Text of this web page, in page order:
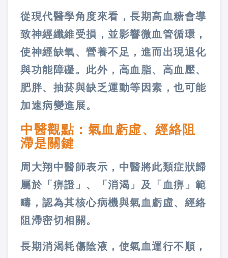
從現代醫學角度來看，長期高血糖會導
致神經纖維受損，並影響微血管循環，
使神經缺氧、營養不足，進而出現退化
與功能障礙。此外，高血脂、高血壓、
肥胖、抽菸與缺乏運動等因素，也可能
加速病變進展。
中醫觀點：氣血虧虛、經絡阻
滯是關鍵
周大翔中醫師表示，中醫將此類症狀歸
屬於「痹證」、「消渴」及「血痹」範
疇，認為其核心病機與氣血虧虛、經絡
阻滯密切相關。
長期消渴耗傷陰液，使氣血運行不順，